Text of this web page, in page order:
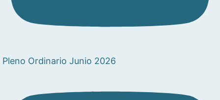
Pleno Ordinario Junio 2026